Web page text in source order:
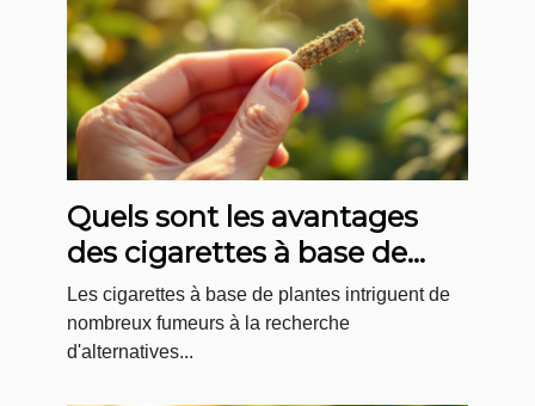
Quels sont les avantages
des cigarettes à base de
plantes ?
Les cigarettes à base de plantes intriguent de
nombreux fumeurs à la recherche
d'alternatives...